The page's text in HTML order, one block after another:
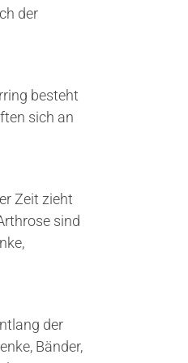
der
besteht
sich an
Zeit zieht
sind
der
Bänder,